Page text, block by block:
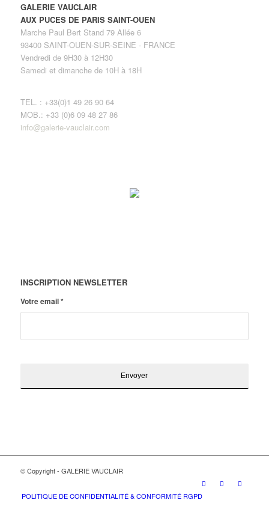
GALERIE VAUCLAIR
AUX PUCES DE PARIS SAINT-OUEN
Marche Paul Bert Stand 79 Allée 6
93400 SAINT-OUEN-SUR-SEINE - FRANCE
Vendredi de 9H30 à 12H30
Samedi et dimanche de 10H à 18H
TEL. : +33(0)1 49 26 90 64
MOB.: +33 (0)6 09 48 27 86
info@galerie-vauclair.com
INSCRIPTION NEWSLETTER
Votre email*
© Copyright - GALERIE VAUCLAIR
POLITIQUE DE CONFIDENTIALITÉ & CONFORMITÉ RGPD